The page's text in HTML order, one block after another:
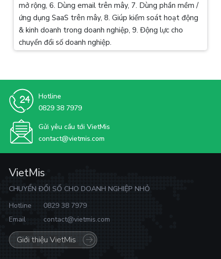
mở rộng, 6. Dùng email trên mây, 7. Dùng phần mềm /
ứng dụng SaaS trên mây, 8. Giúp kiểm soát hoạt động
& kinh doanh trong doanh nghiệp, 9. Động lực cho
chuyển đổi số doanh nghiệp.
Hotline
0829 38 7979
Gửi yêu cầu tới VietMis
contact@vietmis.com
VietMis
CHUYỂN ĐỔI SỐ CHO DOANH NGHIỆP NHỎ
Hotline
0829 38 7979
Email
contact@vietmis.com
Giới thiệu VietMis